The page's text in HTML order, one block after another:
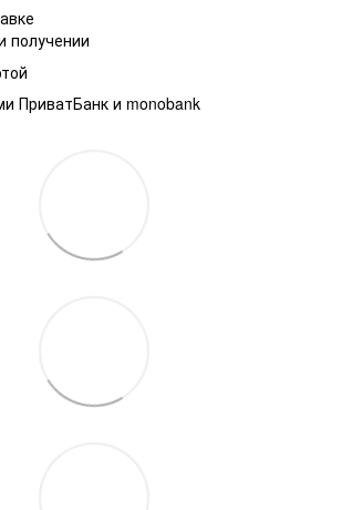
получении
ПриватБанк и monobank